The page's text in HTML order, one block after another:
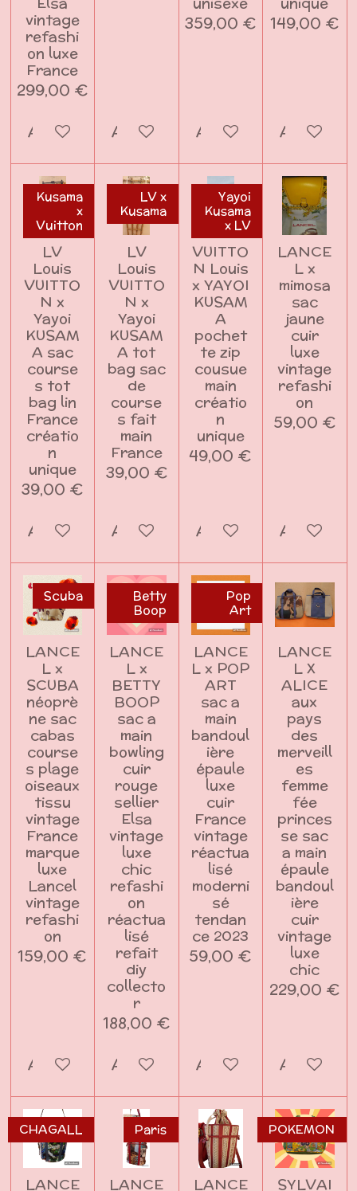
vintage
refashi
on luxe
France
299,00 €
Ajouter au panierAjouter au panier
359,00 €
Ajouter au panier
149,00 €
Ajouter
Kusama
x
Vuitton
LV
Louis
VUITTO
N x
Yayoi
KUSAM
A sac
course
s tot
bag lin
France
créatio
n
unique
39,00 €
Ajouter au panier
LV x
Kusama
LV
Louis
VUITTO
N x
Yayoi
KUSAM
A tot
bag sac
de
course
s fait
main
France
39,00 €
Ajouter au panier
Yayoi
Kusama
x LV
VUITTO
N Louis
x YAYOI
KUSAM
A
pochet
te zip
cousue
main
créatio
n
unique
49,00 €
Ajouter au panier
LANCE
L x
mimosa
sac
jaune
cuir
luxe
vintage
refashi
on
59,00 €
Ajouter
Scuba
LANCE
L x
SCUBA
néoprè
ne sac
cabas
course
s plage
oiseaux
tissu
vintage
France
marque
luxe
Lancel
vintage
refashi
on
159,00 €
Ajouter au panier
Betty
Boop
LANCE
L x
BETTY
BOOP
sac a
main
bowling
cuir
rouge
sellier
Elsa
vintage
luxe
chic
refashi
on
réactua
lisé
refait
diy
collecto
r
188,00 €
Ajouter au panier
Pop
Art
LANCE
L x POP
ART
sac a
main
bandoul
ière
épaule
luxe
cuir
France
vintage
réactua
lisé
moderni
sé
tendan
ce 2023
59,00 €
Ajouter au panier
LANCE
L X
ALICE
aux
pays
des
merveill
es
femme
fée
princes
se sac
a main
épaule
bandoul
ière
cuir
vintage
luxe
chic
229,00 €
Ajouter
CHAGALL
LANCE
Paris
LANCE
LANCE
POKEMON
SYLVAI